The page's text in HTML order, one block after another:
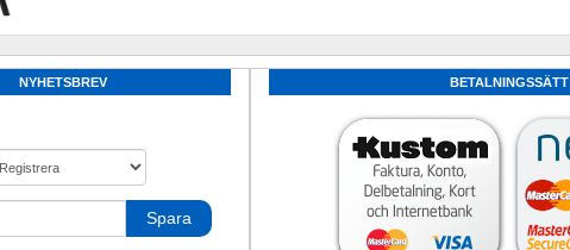
NYHETSBREV
Spara
BETALNINGSSÄTT